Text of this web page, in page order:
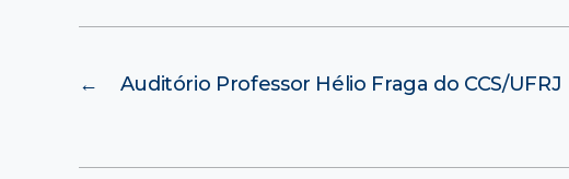
← Auditório Professor Hélio Fraga do CCS/UFRJ